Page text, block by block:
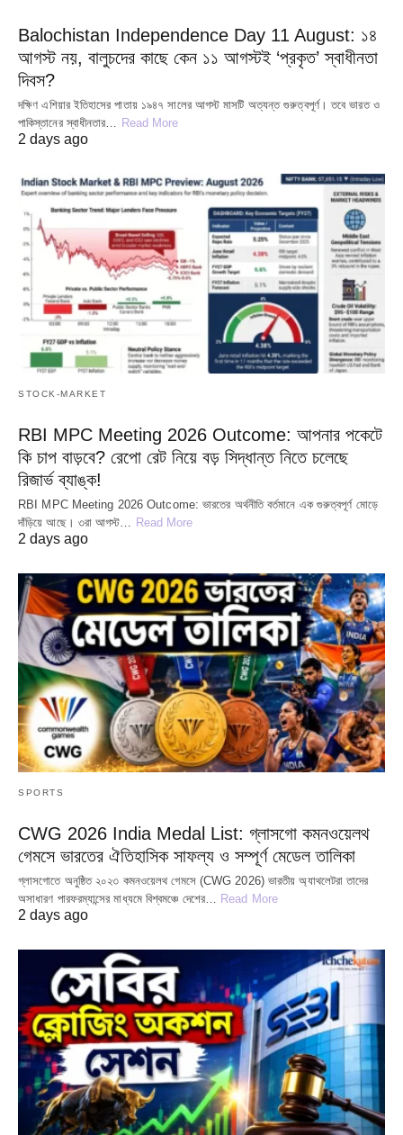
Balochistan Independence Day 11 August: ১৪
আগস্ট নয়, বালুচদের কাছে কেন ১১ আগস্টই ‘প্রকৃত’ স্বাধীনতা
দিবস?
দক্ষিণ এশিয়ার ইতিহাসের পাতায় ১৯৪৭ সালের আগস্ট মাসটি অত্যন্ত গুরুত্বপূর্ণ। তবে ভারত ও
পাকিস্তানের স্বাধীনতার…
Read More
2 days ago
STOCK-MARKET
RBI MPC Meeting 2026 Outcome: আপনার পকেটে
কি চাপ বাড়বে? রেপো রেট নিয়ে বড় সিদ্ধান্ত নিতে চলেছে
রিজার্ভ ব্যাঙ্ক!
RBI MPC Meeting 2026 Outcome: ভারতের অর্থনীতি বর্তমানে এক গুরুত্বপূর্ণ মোড়ে
দাঁড়িয়ে আছে। ৩রা আগস্ট… Read More
2 days ago
SPORTS
CWG 2026 India Medal List: গ্লাসগো কমনওয়েলথ
গেমসে ভারতের ঐতিহাসিক সাফল্য ও সম্পূর্ণ মেডেল তালিকা
গ্লাসগোতে অনুষ্ঠিত ২০২৩ কমনওয়েলথ গেমসে (CWG 2026) ভারতীয় অ্যাথলেটরা তাদের
অসাধারণ পারফরম্যান্সের মাধ্যমে বিশ্বমঞ্চে দেশের… Read More
2 days ago